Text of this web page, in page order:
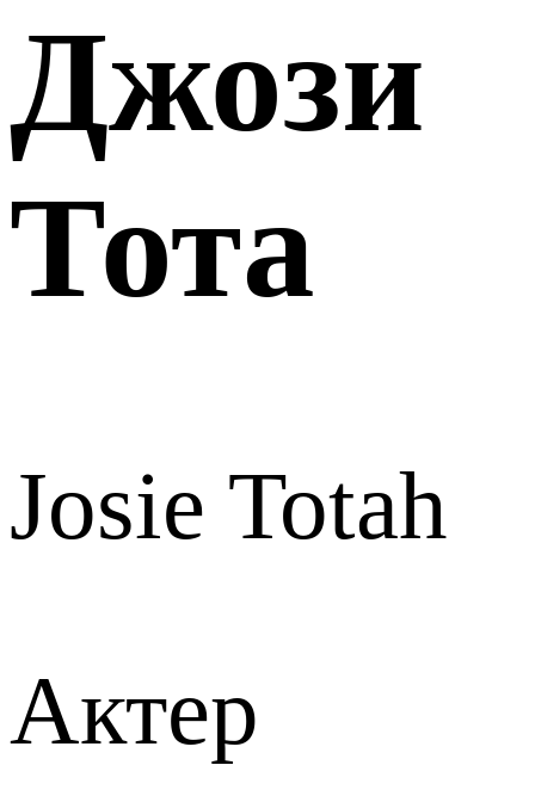
Джози
Тота
Josie Totah
Актер